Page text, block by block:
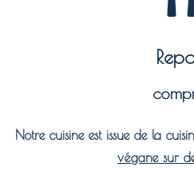
Notre cuisine est issue de la
végane sur